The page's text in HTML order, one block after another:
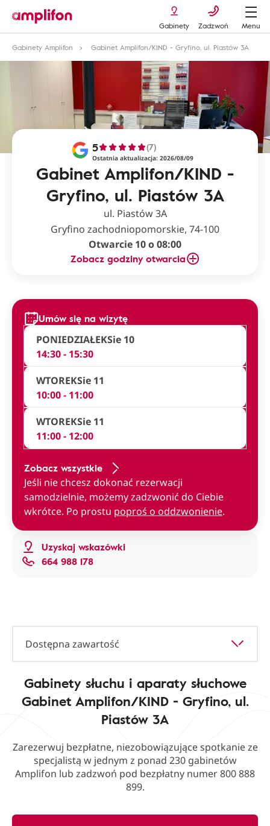
Gabinety Zadzwoń
Menu
Gabinety Amplifon
Gabinet Amplifon/KIND - Gryfino, ul. Piastów 3A
Gabinet Amplifon/KIND -
Gryfino, ul. Piastów 3A
5 (7)
Ostatnia aktualizacja: 2026/08/09
ul. Piastów 3A
Gryfino zachodniopomorskie, 74-100
Otwarcie 10 o 08:00
Zobacz godziny otwarcia
Uzyskaj wskazówki
664 988 178
Umów się na wizytę
PONIEDZIAŁEKSie 10
14:30 - 15:30
WTOREKSie 11
10:00 - 11:00
WTOREKSie 11
11:00 - 12:00
Zobacz wszystkie
Jeśli nie chcesz dokonać rezerwacji
samodzielnie, możemy zadzwonić do Ciebie
wkrótce. Po prostu poproś o oddzwonienie.
Dostępna zawartość
Gabinety słuchu i aparaty słuchowe
Gabinet Amplifon/KIND - Gryfino, ul.
Piastów 3A
Zarezerwuj bezpłatne, niezobowiązujące spotkanie ze
specjalistą w jednym z ponad 230 gabinetów
Amplifon lub zadzwoń pod bezpłatny numer 800 888
899.